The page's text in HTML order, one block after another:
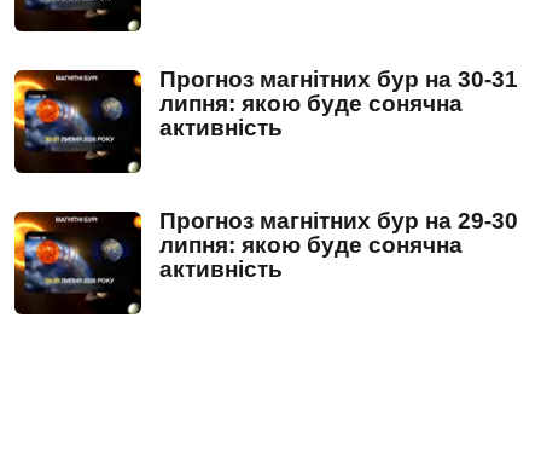
Прогноз магнітних бур на 30-31
липня: якою буде сонячна
активність
Прогноз магнітних бур на 29-30
липня: якою буде сонячна
активність